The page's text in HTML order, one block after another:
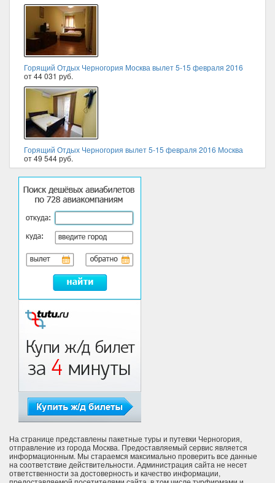
Горящий Отдых Черногория Москва вылет 5-15 февраля 2016
от 44 031 руб.
Горящий Отдых Черногория вылет 5-15 февраля 2016 Москва
от 49 544 руб.
На странице представлены пакетные туры и путевки Черногория,
отправление из города Москва. Предоставляемый сервис является
информационным. Мы стараемся максимально проверить все данные
на соответствие действительности. Администрация сайта не несет
ответственности за достоверность и качество информации,